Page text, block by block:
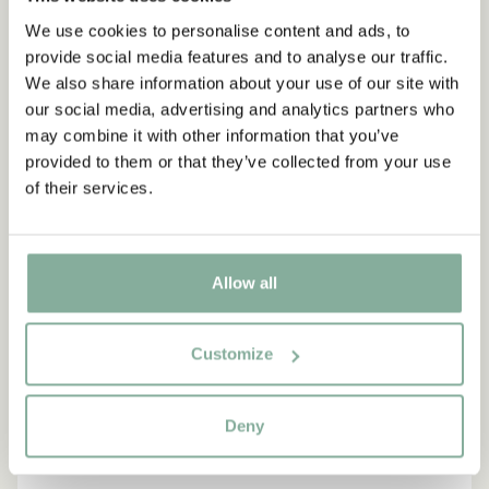
We use cookies to personalise content and ads, to
provide social media features and to analyse our traffic.
We also share information about your use of our site with
our social media, advertising and analytics partners who
may combine it with other information that you’ve
provided to them or that they’ve collected from your use
of their services.
Allow all
Customize
Deny
NEU -15%